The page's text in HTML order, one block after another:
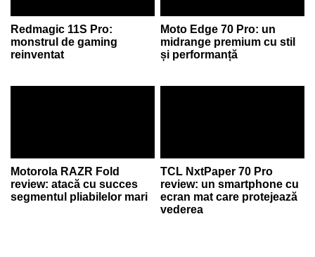
Redmagic 11S Pro:
monstrul de gaming
reinventat
Moto Edge 70 Pro: un
midrange premium cu stil
și performanță
Motorola RAZR Fold
review: atacă cu succes
segmentul pliabilelor mari
TCL NxtPaper 70 Pro
review: un smartphone cu
ecran mat care protejează
vederea